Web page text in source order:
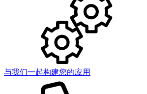
与我们一起构建您的应用